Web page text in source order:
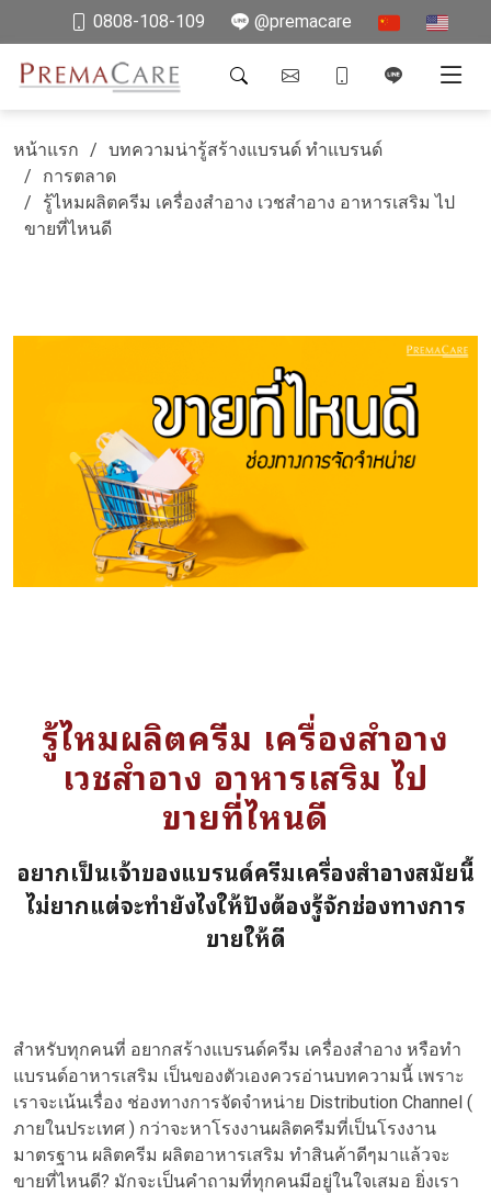
0808-108-109 @premacare
หน้าแรก
บทความน่ารู้สร้างแบรนด์ ทำแบรนด์
การตลาด
รู้ไหมผลิตครีม เครื่องสำอาง เวชสำอาง อาหารเสริม ไป
ขายที่ไหนดี
รู้ไหมผลิตครีม เครื่องสำอาง
เวชสำอาง อาหารเสริม ไป
ขายที่ไหนดี
อยากเป็นเจ้าของแบรนด์ครีมเครื่องสำอางสมัยนี้
ไม่ยากแต่จะทำยังไงให้ปังต้องรู้จักช่องทางการ
ขายให้ดี
สำหรับทุกคนที่ อยากสร้างแบรนด์ครีม เครื่องสำอาง หรือทำ
แบรนด์อาหารเสริม เป็นของตัวเองควรอ่านบทความนี้ เพราะ
เราจะเน้นเรื่อง ช่องทางการจัดจำหน่าย Distribution Channel (
ภายในประเทศ ) กว่าจะหาโรงงานผลิตครีมที่เป็นโรงงาน
มาตรฐาน ผลิตครีม ผลิตอาหารเสริม ทำสินค้าดีๆมาแล้วจะ
ขายที่ไหนดี? มักจะเป็นคำถามที่ทุกคนมีอยู่ในใจเสมอ ยิ่งเรา